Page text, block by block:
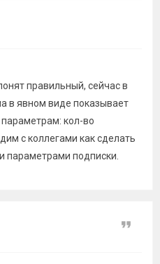
правильный, сейчас в
в явном виде показывает
кол-во
с коллегами как сделать
параметрами подписки.
Цитата